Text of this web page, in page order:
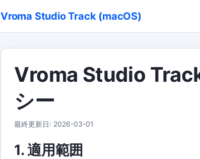
Vroma Studio Track (macOS)
Vroma Studio
シー
最終更新日: 2026-03-01
1. 適用範囲